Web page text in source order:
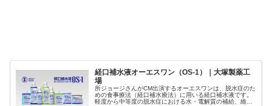
経口補水液オーエスワン（OS-1）｜大塚製薬工
場
所ジョージさんがCM出演するオーエスワンは、脱水症のた
めの食事療法（経口補水療法）に用いる経口補水液です。
軽度から中等度の脱水症における水・電解質の補給、維持